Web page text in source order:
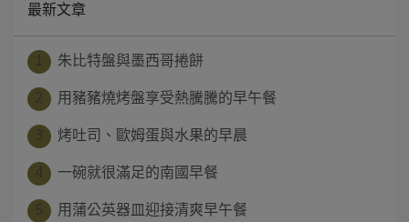
最新文章
朱比特盤與墨西哥捲餅
用豬豬燒烤盤享受熱騰騰的早午餐
烤吐司、歐姆蛋與水果的早晨
一碗就很滿足的南國早餐
用蒲公英器皿迎接清爽早午餐